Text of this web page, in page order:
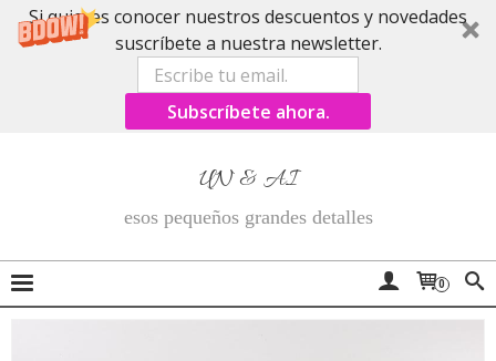
Si quieres conocer nuestros descuentos y novedades
suscríbete a nuestra newsletter.
Subscríbete ahora.
UN & AI
esos pequeños grandes detalles
0